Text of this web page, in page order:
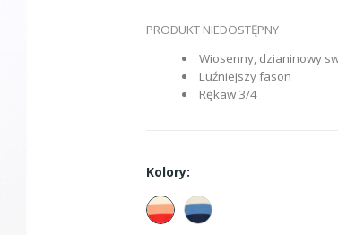
PRODUKT NIEDOSTĘPNY
Wiosenny, dzianinowy
Luźniejszy fason
Rękaw 3/4
Kolory: